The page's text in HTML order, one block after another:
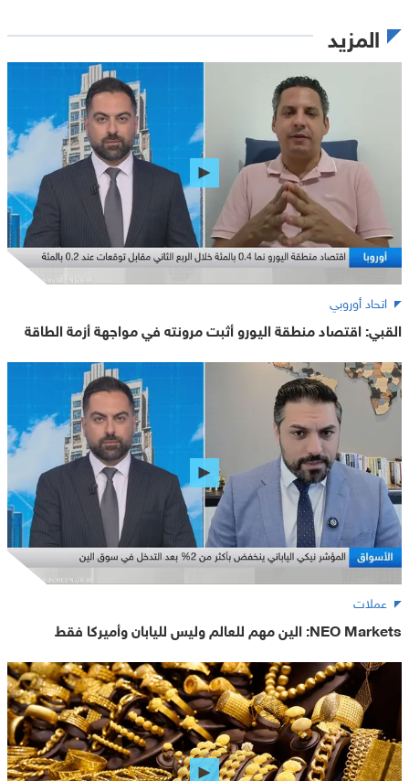
المزيد
اتحاد أوروبي
القبي: اقتصاد منطقة اليورو أثبت مرونته في مواجهة أزمة الطاقة
عملات
NEO Markets: الين مهم للعالم وليس لليابان وأميركا فقط